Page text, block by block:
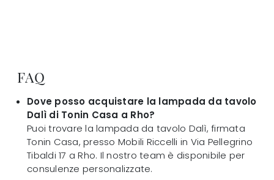
FAQ
Dove posso acquistare la lampada da tavolo
Dalì di Tonin Casa a Rho?
Puoi trovare la lampada da tavolo Dalì, firmata
Tonin Casa, presso Mobili Riccelli in Via Pellegrino
Tibaldi 17 a Rho. Il nostro team è disponibile per
consulenze personalizzate.